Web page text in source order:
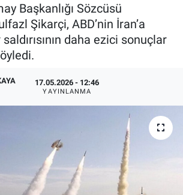
Başkanlığı Sözcüsü
Şikarçi, ABD’nin İran’a
daha ezici sonuçlar
17.05.2026 - 12:46
YAYINLANMA